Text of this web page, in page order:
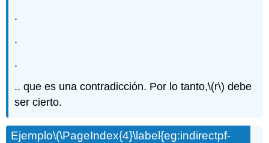
.
.
.
.. que es una contradicción. Por lo tanto,\(r\) debe
ser cierto.
Ejemplo\(\PageIndex{4}\label{eg:indirectpf-